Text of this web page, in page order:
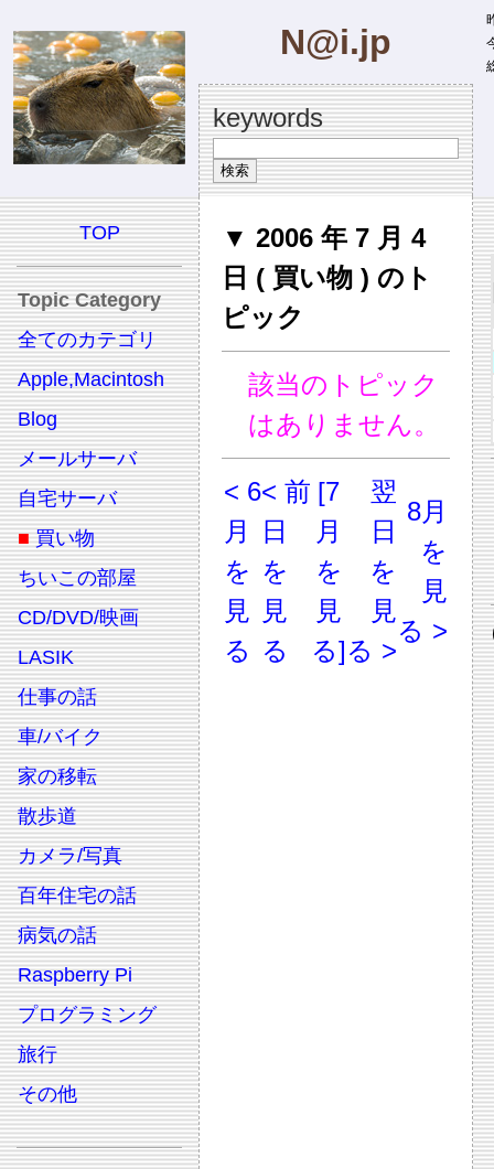
N@i.jp
keywords
TOP
Topic Category
全てのカテゴリ
Apple,Macintosh
Blog
メールサーバ
自宅サーバ
■ 買い物
ちいこの部屋
CD/DVD/映画
LASIK
仕事の話
車/バイク
家の移転
散歩道
カメラ/写真
百年住宅の話
病気の話
Raspberry Pi
プログラミング
旅行
その他
▼ 2006 年 7 月 4
日 ( 買い物 ) のト
ピック
該当のトピック
はありません。
< 6
月
を
見
る
< 前
日
を
見
る
[7
月
を
見
る]
翌
日
を
見
る >
8月
を
見
る >